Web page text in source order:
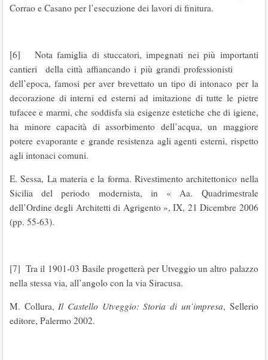
Corrao e Casano per l’esecuzione dei lavori di finitura.
[6] Nota famiglia di stuccatori, impegnati nei più importanti
cantieri della città affiancando i più grandi professionisti
dell’epoca, famosi per aver brevettato un tipo di intonaco per la
decorazione di interni ed esterni ad imitazione di tutte le pietre
tufacee e marmi, che soddisfa sia esigenze estetiche che di igiene,
ha minore capacità di assorbimento dell’acqua, un maggiore
potere evaporante e grande resistenza agli agenti esterni, rispetto
agli intonaci comuni.
E. Sessa, La materia e la forma. Rivestimento architettonico nella
Sicilia del periodo modernista, in « Aa. Quadrimestrale
dell’Ordine degli Architetti di Agrigento », IX, 21 Dicembre 2006
(pp. 55-63).
[7] Tra il 1901-03 Basile progetterà per Utveggio un altro palazzo
nella stessa via, all’angolo con la via Siracusa.
M. Collura, Il Castello Utveggio: Storia di un’impresa, Sellerio
editore, Palermo 2002.